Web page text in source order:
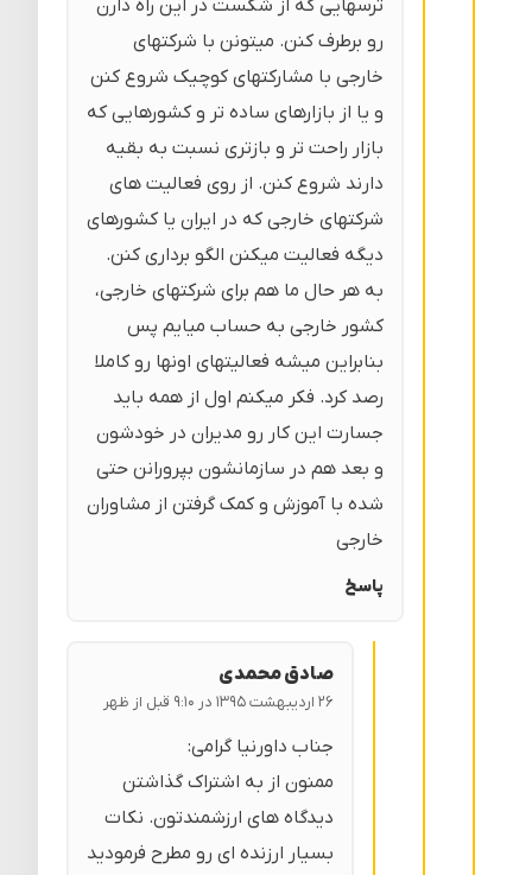
ترسهایی که از شکست در این راه دارن
رو برطرف کنن. میتونن با شرکتهای
خارجی با مشارکتهای کوچیک شروع کنن
و یا از بازارهای ساده تر و کشورهایی که
بازار راحت تر و بازتری نسبت به بقیه
دارند شروع کنن. از روی فعالیت های
شرکتهای خارجی که در ایران یا کشورهای
دیگه فعالیت میکنن الگو برداری کنن.
به هر حال ما هم برای شرکتهای خارجی،
کشور خارجی به حساب میایم پس
بنابراین میشه فعالیتهای اونها رو کاملا
رصد کرد. فکر میکنم اول از همه باید
جسارت این کار رو مدیران در خودشون
و بعد هم در سازمانشون بپرورانن حتی
شده با آموزش و کمک گرفتن از مشاوران
خارجی
پاسخ
صادق محمدی
۲۶ اردیبهشت ۱۳۹۵ در ۹:۱۰ قبل از ظهر
جناب داورنیا گرامی:
ممنون از به اشتراک گذاشتن
دیدگاه های ارزشمندتون. نکات
بسیار ارزنده ای رو مطرح فرمودید